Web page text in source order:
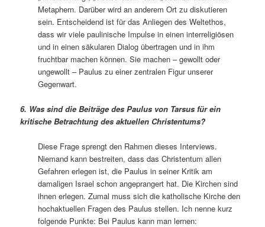
Metaphern. Darüber wird an anderem Ort zu diskutieren
sein. Entscheidend ist für das Anliegen des Weltethos,
dass wir viele paulinische Impulse in einen interreligiösen
und in einen säkularen Dialog übertragen und in ihm
fruchtbar machen können. Sie machen – gewollt oder
ungewollt – Paulus zu einer zentralen Figur unserer
Gegenwart.
6. Was sind die Beiträge des Paulus von Tarsus für ein
kritische Betrachtung des aktuellen Christentums?
Diese Frage sprengt den Rahmen dieses Interviews.
Niemand kann bestreiten, dass das Christentum allen
Gefahren erlegen ist, die Paulus in seiner Kritik am
damaligen Israel schon angeprangert hat. Die Kirchen sind
ihnen erlegen. Zumal muss sich die katholische Kirche den
hochaktuellen Fragen des Paulus stellen. Ich nenne kurz
folgende Punkte: Bei Paulus kann man lernen: